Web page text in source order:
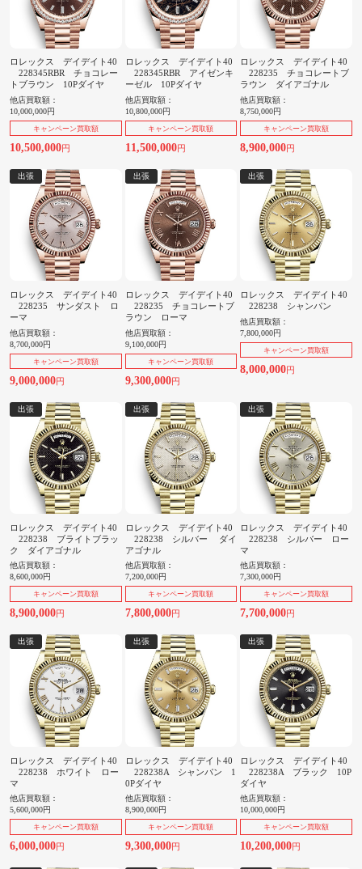
ロレックス デイデイト40
228345RBR チョコレー
トブラウン 10Pダイヤ
他店買取額：
10,000,000円
キャンペーン買取額
10,500,000円
ロレックス デイデイト40
228345RBR アイゼンキ
ーゼル 10Pダイヤ
他店買取額：
10,800,000円
キャンペーン買取額
11,500,000円
ロレックス デイデイト40
228235 チョコレートブ
ラウン ダイアゴナル
他店買取額：
8,750,000円
キャンペーン買取額
8,900,000円
出張
ロレックス デイデイト40
228235 サンダスト ロ
ーマ
他店買取額：
8,700,000円
キャンペーン買取額
9,000,000円
出張
ロレックス デイデイト40
228235 チョコレートブ
ラウン ローマ
他店買取額：
9,100,000円
キャンペーン買取額
9,300,000円
出張
ロレックス デイデイト40
228238 シャンパン
他店買取額：
7,800,000円
キャンペーン買取額
8,000,000円
出張
ロレックス デイデイト40
228238 ブライトブラッ
ク ダイアゴナル
他店買取額：
8,600,000円
キャンペーン買取額
8,900,000円
出張
ロレックス デイデイト40
228238 シルバー ダイ
アゴナル
他店買取額：
7,200,000円
キャンペーン買取額
7,800,000円
出張
ロレックス デイデイト40
228238 シルバー ロー
マ
他店買取額：
7,300,000円
キャンペーン買取額
7,700,000円
出張
ロレックス デイデイト40
228238 ホワイト ロー
マ
他店買取額：
5,600,000円
キャンペーン買取額
6,000,000円
出張
ロレックス デイデイト40
228238A シャンパン 1
0Pダイヤ
他店買取額：
8,900,000円
キャンペーン買取額
9,300,000円
出張
ロレックス デイデイト40
228238A ブラック 10P
ダイヤ
他店買取額：
10,000,000円
キャンペーン買取額
10,200,000円